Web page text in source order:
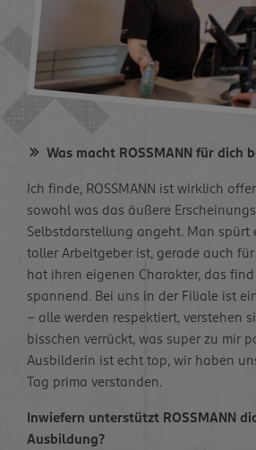
Was macht ROSSMANN für dich
Ich finde, ROSSMANN ist wirklich
sowohl was das äußere
Selbstdarstellung angeht. Man spürt
toller Arbeitgeber ist, gerade auch für
hat ihren eigenen Charakter, das
spannend. Bei uns in der Filiale ist
– alle werden respektiert, verstehen
bisschen verrückt, was super zu mir
Ausbilderin ist echt top, wir haben
Tag prima verstanden.
Inwiefern unterstützt ROSSMANN
Ausbildung?